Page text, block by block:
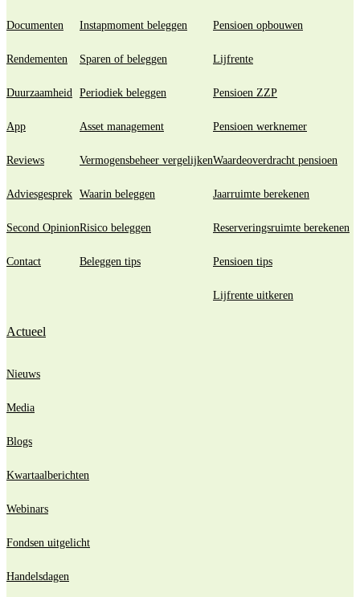
Documenten
Rendementen
Duurzaamheid
App
Reviews
Adviesgesprek
Second Opinion
Contact
Instapmoment beleggen
Sparen of beleggen
Periodiek beleggen
Asset management
Vermogensbeheer vergelijken
Waarin beleggen
Risico beleggen
Beleggen tips
Pensioen opbouwen
Lijfrente
Pensioen ZZP
Pensioen werknemer
Waardeoverdracht pensioen
Jaarruimte berekenen
Reserveringsruimte berekenen
Pensioen tips
Lijfrente uitkeren
Actueel
Nieuws
Media
Blogs
Kwartaalberichten
Webinars
Fondsen uitgelicht
Handelsdagen